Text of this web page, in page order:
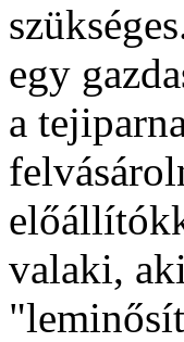
egy
a
valaki,